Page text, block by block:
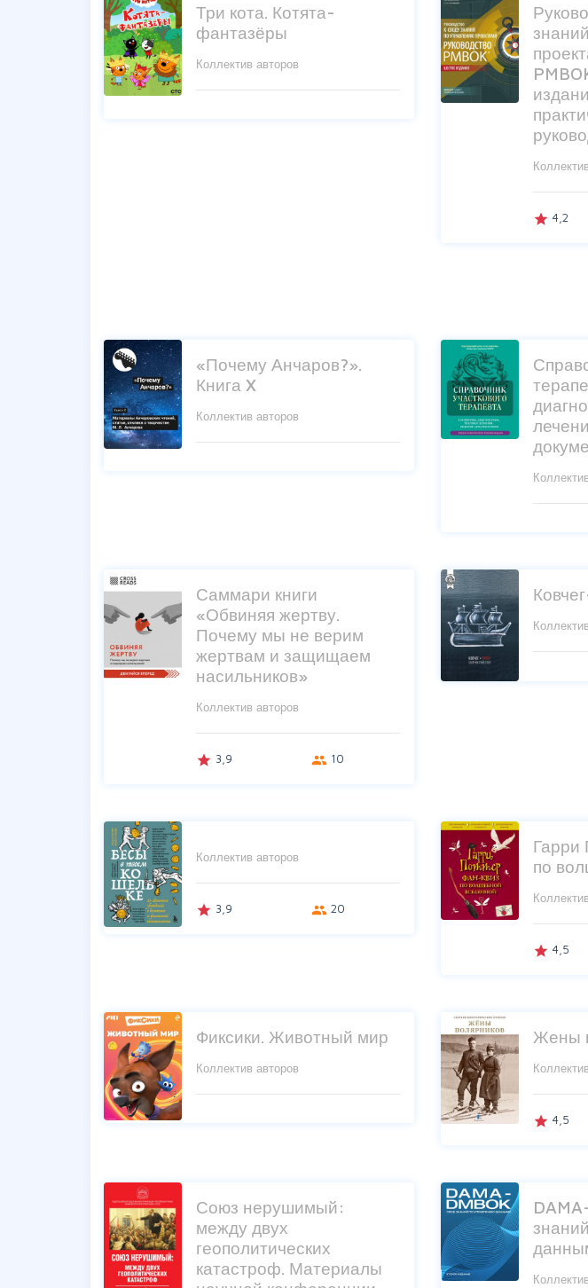
Три кота. Котята-
фантазёры
Коллектив авторов
grade 4,2
«Почему Анчаров?».
Книга X
Коллектив авторов
Саммари книги
«Обвиняя жертву.
Почему мы не верим
жертвам и защищаем
насильников»
Коллектив авторов
grade 3,9 group 10
Коллектив авторов
grade 3,9 group 20
Гарри
по
grade 4,5
Фиксики. Животный мир
Коллектив авторов
Жены
grade 4,5
Союз нерушимый:
между двух
геополитических
катастроф. Материалы